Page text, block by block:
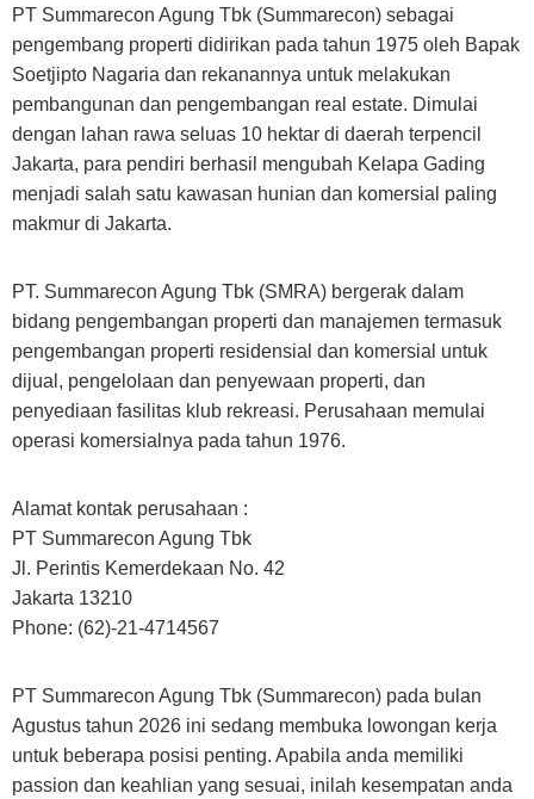
PT Summarecon Agung Tbk (Summarecon) sebagai
pengembang properti didirikan pada tahun 1975 oleh Bapak
Soetjipto Nagaria dan rekanannya untuk melakukan
pembangunan dan pengembangan real estate. Dimulai
dengan lahan rawa seluas 10 hektar di daerah terpencil
Jakarta, para pendiri berhasil mengubah Kelapa Gading
menjadi salah satu kawasan hunian dan komersial paling
makmur di Jakarta.
PT. Summarecon Agung Tbk (SMRA) bergerak dalam
bidang pengembangan properti dan manajemen termasuk
pengembangan properti residensial dan komersial untuk
dijual, pengelolaan dan penyewaan properti, dan
penyediaan fasilitas klub rekreasi. Perusahaan memulai
operasi komersialnya pada tahun 1976.
Alamat kontak perusahaan :
PT Summarecon Agung Tbk
Jl. Perintis Kemerdekaan No. 42
Jakarta 13210
Phone: (62)-21-4714567
PT Summarecon Agung Tbk (Summarecon) pada bulan
Agustus tahun 2026 ini sedang membuka lowongan kerja
untuk beberapa posisi penting. Apabila anda memiliki
passion dan keahlian yang sesuai, inilah kesempatan anda